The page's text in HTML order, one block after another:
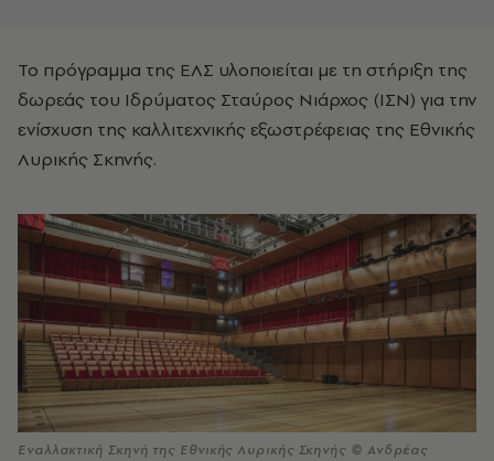
Το πρόγραμμα της ΕΛΣ υλοποιείται με τη στήριξη της
δωρεάς του Ιδρύματος Σταύρος Νιάρχος (ΙΣΝ) για την
ενίσχυση της καλλιτεχνικής εξωστρέφειας της Εθνικής
Λυρικής Σκηνής.
Εναλλακτική Σκηνή της Εθνικής Λυρικής Σκηνής © Ανδρέας